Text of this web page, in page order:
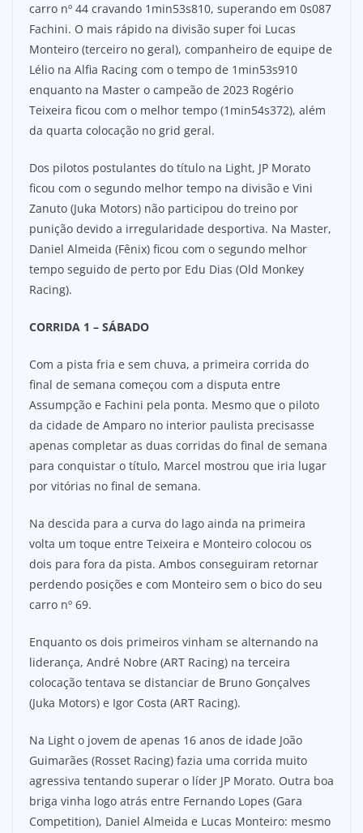
carro nº 44 cravando 1min53s810, superando em 0s087
Fachini. O mais rápido na divisão super foi Lucas
Monteiro (terceiro no geral), companheiro de equipe de
Lélio na Alfia Racing com o tempo de 1min53s910
enquanto na Master o campeão de 2023 Rogério
Teixeira ficou com o melhor tempo (1min54s372), além
da quarta colocação no grid geral.
Dos pilotos postulantes do título na Light, JP Morato
ficou com o segundo melhor tempo na divisão e Vini
Zanuto (Juka Motors) não participou do treino por
punição devido a irregularidade desportiva. Na Master,
Daniel Almeida (Fênix) ficou com o segundo melhor
tempo seguido de perto por Edu Dias (Old Monkey
Racing).
CORRIDA 1 – SÁBADO
Com a pista fria e sem chuva, a primeira corrida do
final de semana começou com a disputa entre
Assumpção e Fachini pela ponta. Mesmo que o piloto
da cidade de Amparo no interior paulista precisasse
apenas completar as duas corridas do final de semana
para conquistar o título, Marcel mostrou que iria lugar
por vitórias no final de semana.
Na descida para a curva do lago ainda na primeira
volta um toque entre Teixeira e Monteiro colocou os
dois para fora da pista. Ambos conseguiram retornar
perdendo posições e com Monteiro sem o bico do seu
carro nº 69.
Enquanto os dois primeiros vinham se alternando na
liderança, André Nobre (ART Racing) na terceira
colocação tentava se distanciar de Bruno Gonçalves
(Juka Motors) e Igor Costa (ART Racing).
Na Light o jovem de apenas 16 anos de idade João
Guimarães (Rosset Racing) fazia uma corrida muito
agressiva tentando superar o líder JP Morato. Outra boa
briga vinha logo atrás entre Fernando Lopes (Gara
Competition), Daniel Almeida e Lucas Monteiro: mesmo